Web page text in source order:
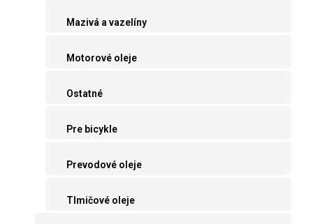
Mazivá a vazelíny
Motorové oleje
Ostatné
Pre bicykle
Prevodové oleje
Tlmičové oleje